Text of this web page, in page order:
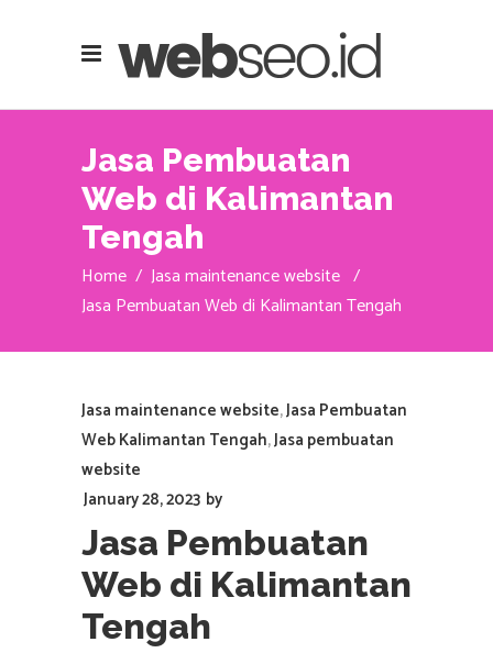
Jasa Pembuatan
Web di Kalimantan
Tengah
Home / Jasa maintenance website /
Jasa Pembuatan Web di Kalimantan Tengah
Jasa maintenance website,Jasa Pembuatan
Web Kalimantan Tengah,Jasa pembuatan
website
January 28, 2023 by
Jasa Pembuatan
Web di Kalimantan
Tengah